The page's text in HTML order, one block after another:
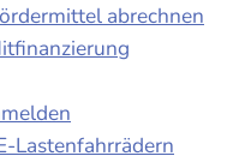
abrechnen
Lastenfahrrädern